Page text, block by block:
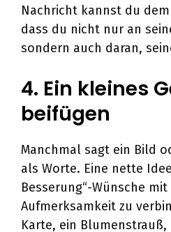
Nachricht kannst du
dass du nicht nur an
sondern auch daran,
4. Ein kleines
beifügen
Manchmal sagt ein Bild
als Worte. Eine nette
Besserung“-Wünsche
Aufmerksamkeit zu
Karte, ein Blumenstrauß,